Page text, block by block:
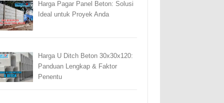
Harga Pagar Panel Beton: Solusi
Ideal untuk Proyek Anda
Harga U Ditch Beton 30x30x120:
Panduan Lengkap & Faktor
Penentu